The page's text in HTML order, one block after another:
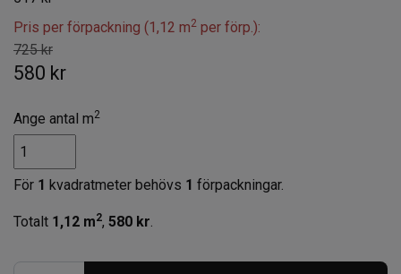
Pris per förpackning (1,12 m2 per förp.):
725 kr
580 kr
Ange antal m2
För 1 kvadratmeter behövs 1 förpackningar.
Totalt 1,12 m2, 580 kr.